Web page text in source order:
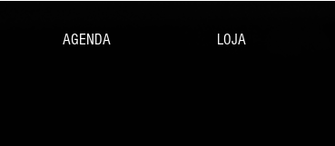
AGENDA LOJA